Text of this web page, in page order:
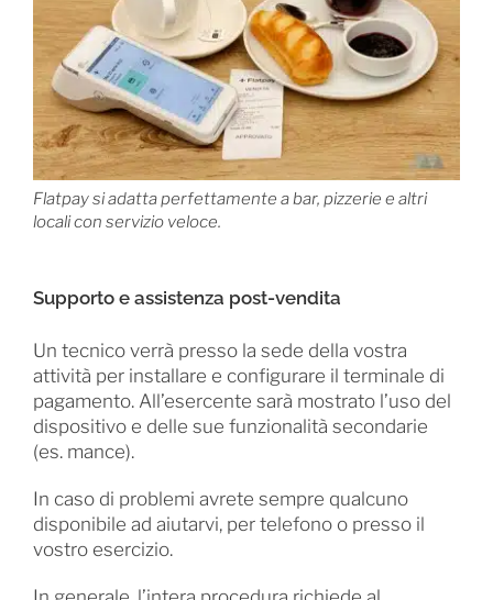
Flatpay si adatta perfettamente a bar, pizzerie e altri
locali con servizio veloce.
Supporto e assistenza post-vendita
Un tecnico verrà presso la sede della vostra
attività per installare e configurare il terminale di
pagamento. All’esercente sarà mostrato l’uso del
dispositivo e delle sue funzionalità secondarie
(es. mance).
In caso di problemi avrete sempre qualcuno
disponibile ad aiutarvi, per telefono o presso il
vostro esercizio.